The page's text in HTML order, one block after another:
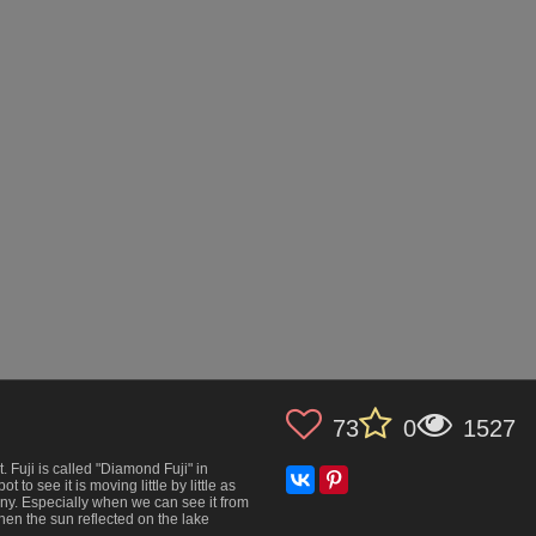
Fuji is called "Diamond Fuji" in
to see it is moving little by little as
Especially when we can see it from
the sun reflected on the lake
73 0 1527